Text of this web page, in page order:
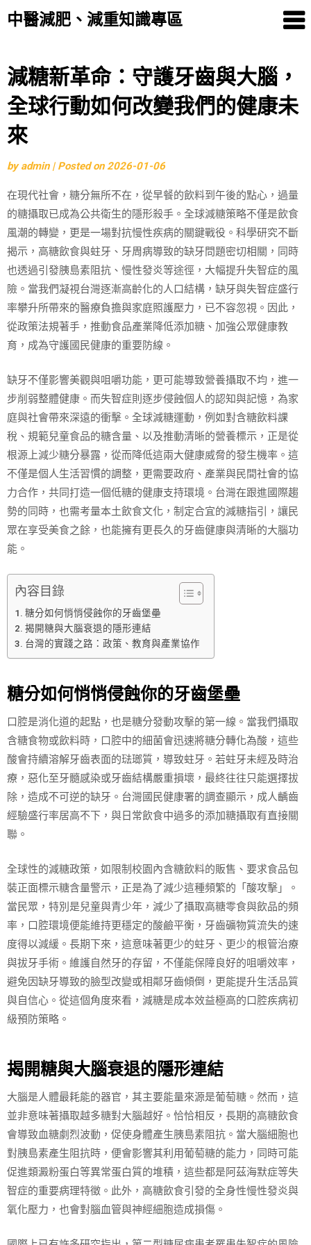
中醫減肥、減重知識專區
Skip
to
content
減糖新革命：守護牙齒與大腦，
全球行動如何改變我們的健康未
來
byadmin | Posted on2026-01-06
在現代社會，糖分無所不在，從早餐的飲料到午後的點心，過量
的糖攝取已成為公共衛生的隱形殺手。全球減糖策略不僅是飲食
風潮的轉變，更是一場對抗慢性疾病的關鍵戰役。科學研究不斷
揭示，高糖飲食與蛀牙、牙周病導致的缺牙問題密切相關，同時
也透過引發胰島素阻抗、慢性發炎等途徑，大幅提升失智症的風
險。當我們凝視台灣逐漸高齡化的人口結構，缺牙與失智症盛行
率攀升所帶來的醫療負擔與家庭照護壓力，已不容忽視。因此，
從政策法規著手，推動食品產業降低添加糖、加強公眾健康教
育，成為守護國民健康的重要防線。
缺牙不僅影響美觀與咀嚼功能，更可能導致營養攝取不均，進一
步削弱整體健康。而失智症則逐步侵蝕個人的認知與記憶，為家
庭與社會帶來深遠的衝擊。全球減糖運動，例如對含糖飲料課
稅、規範兒童食品的糖含量、以及推動清晰的營養標示，正是從
根源上減少糖分暴露，從而降低這兩大健康威脅的發生機率。這
不僅是個人生活習慣的調整，更需要政府、產業與民間社會的協
力合作，共同打造一個低糖的健康支持環境。台灣在跟進國際趨
勢的同時，也需考量本土飲食文化，制定合宜的減糖指引，讓民
眾在享受美食之餘，也能擁有更長久的牙齒健康與清晰的大腦功
能。
內容目錄
糖分如何悄悄侵蝕你的牙齒堡壘
揭開糖與大腦衰退的隱形連結
台灣的實踐之路：政策、教育與產業協作
糖分如何悄悄侵蝕你的牙齒堡壘
口腔是消化道的起點，也是糖分發動攻擊的第一線。當我們攝取
含糖食物或飲料時，口腔中的細菌會迅速將糖分轉化為酸，這些
酸會持續溶解牙齒表面的琺瑯質，導致蛀牙。若蛀牙未經及時治
療，惡化至牙髓感染或牙齒結構嚴重損壞，最終往往只能選擇拔
除，造成不可逆的缺牙。台灣國民健康署的調查顯示，成人齲齒
經驗盛行率居高不下，與日常飲食中過多的添加糖攝取有直接關
聯。
全球性的減糖政策，如限制校園內含糖飲料的販售、要求食品包
裝正面標示糖含量警示，正是為了減少這種頻繁的「酸攻擊」。
當民眾，特別是兒童與青少年，減少了攝取高糖零食與飲品的頻
率，口腔環境便能維持更穩定的酸鹼平衡，牙齒礦物質流失的速
度得以減緩。長期下來，這意味著更少的蛀牙、更少的根管治療
與拔牙手術。維護自然牙的存留，不僅能保障良好的咀嚼效率，
避免因缺牙導致的臉型改變或相鄰牙齒傾倒，更能提升生活品質
與自信心。從這個角度來看，減糖是成本效益極高的口腔疾病初
級預防策略。
揭開糖與大腦衰退的隱形連結
大腦是人體最耗能的器官，其主要能量來源是葡萄糖。然而，這
並非意味著攝取越多糖對大腦越好。恰恰相反，長期的高糖飲食
會導致血糖劇烈波動，促使身體產生胰島素阻抗。當大腦細胞也
對胰島素產生阻抗時，便會影響其利用葡萄糖的能力，同時可能
促進類澱粉蛋白等異常蛋白質的堆積，這些都是阿茲海默症等失
智症的重要病理特徵。此外，高糖飲食引發的全身性慢性發炎與
氧化壓力，也會對腦血管與神經細胞造成損傷。